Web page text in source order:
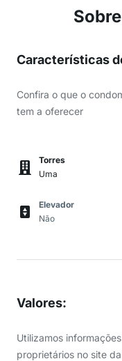
Características
Confira o que o
tem a oferecer
Torres
Uma
Elevador
Não
Valores:
Utilizamos
proprietários no site